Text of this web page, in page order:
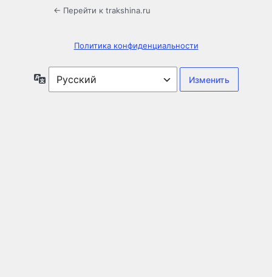
← Перейти к trakshina.ru
Политика конфиденциальности
Язык